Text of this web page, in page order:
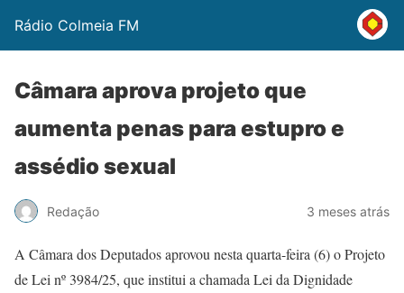
Rádio Colmeia FM
Câmara aprova projeto que
aumenta penas para estupro e
assédio sexual
Redação 3 meses atrás
A Câmara dos Deputados aprovou nesta quarta-feira (6) o Projeto
de Lei nº 3984/25, que institui a chamada Lei da Dignidade